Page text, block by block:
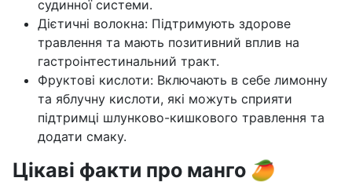
судинної системи.
Дієтичні волокна: Підтримують здорове
травлення та мають позитивний вплив на
гастроінтестинальний тракт.
Фруктові кислоти: Включають в себе лимонну
та яблучну кислоти, які можуть сприяти
підтримці шлунково-кишкового травлення та
додати смаку.
Цікаві факти про манго 🥭